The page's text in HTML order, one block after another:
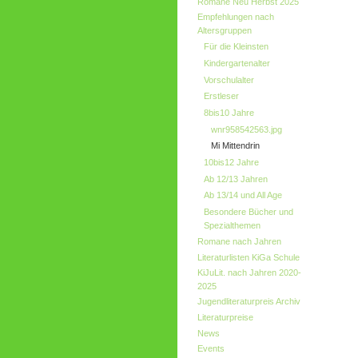
Empfehlungen nach
Altersgruppen
Für die Kleinsten
Kindergartenalter
Vorschulalter
Erstleser
8bis10 Jahre
wnr958542563.jpg
Mi Mittendrin
10bis12 Jahre
Ab 12/13 Jahren
Ab 13/14 und All Age
Besondere Bücher und
Spezialthemen
Romane nach Jahren
Literaturlisten KiGa Schule
KiJuLit. nach Jahren 2020-
2025
Jugendliteraturpreis Archiv
Literaturpreise
News
Events